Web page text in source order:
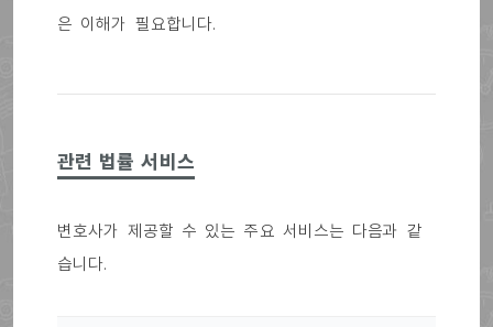
은 이해가 필요합니다.
관련 법률 서비스
변호사가 제공할 수 있는 주요 서비스는 다음과 같
습니다.